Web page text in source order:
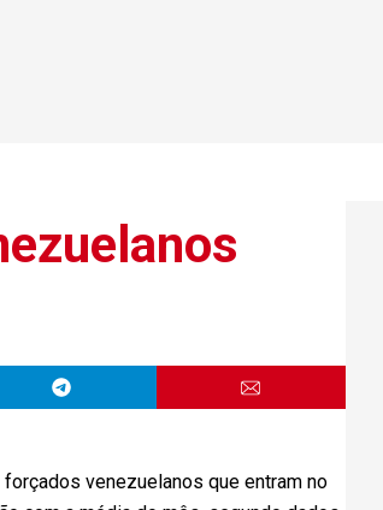
forçados venezuelanos que entram no